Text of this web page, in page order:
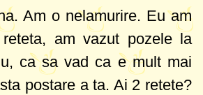
Am o nelamurire. Eu am
am vazut pozele la
ca sa vad ca e mult mai
postare a ta. Ai 2 retete?